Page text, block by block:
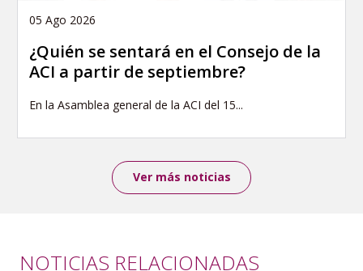
05 Ago 2026
¿Quién se sentará en el Consejo de la
ACI a partir de septiembre?
En la Asamblea general de la ACI del 15...
Ver más noticias
NOTICIAS RELACIONADAS